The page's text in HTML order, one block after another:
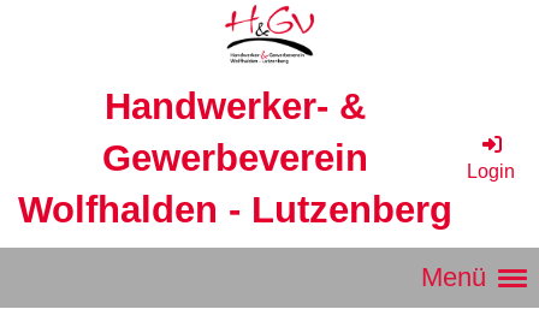
Handwerker- &
Gewerbeverein
Wolfhalden - Lutzenberg
Login
Menü